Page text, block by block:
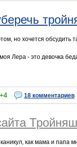
но хочется обсудить
Лера - это девочка
+4 18 комментариев
как мама и папа